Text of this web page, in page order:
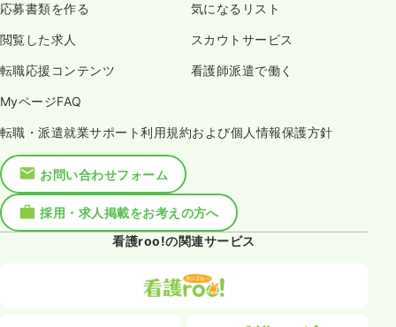
応募書類を作る 気になるリスト
閲覧した求人 スカウトサービス
転職応援コンテンツ 看護師派遣で働く
MyページFAQ
転職・派遣就業サポート利用規約および個人情報保護方針
お問い合わせフォーム
採用・求人掲載をお考えの方へ
看護roo!の関連サービス